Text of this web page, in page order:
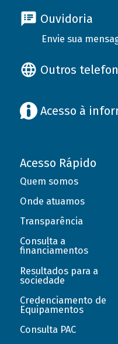
Ouvidoria
Envie sua
Outros
Acesso à
Acesso Rápido
Quem somos
Onde atuamos
Transparência
Consulta a
financiamentos
Resultados para a
sociedade
Credenciamento de
Equipamentos
Consulta PAC